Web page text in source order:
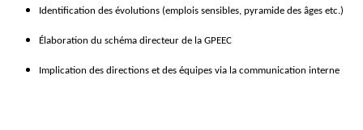
Identification des évolutions (emplois sensibles, pyramide des âges etc.)
Élaboration du schéma directeur de la GPEEC
Implication des directions et des équipes via la communication interne